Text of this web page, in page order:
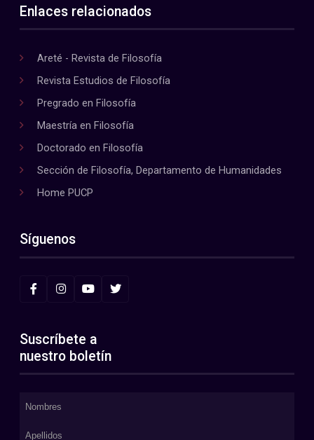
Enlaces relacionados
Areté - Revista de Filosofía
Revista Estudios de Filosofía
Pregrado en Filosofía
Maestría en Filosofía
Doctorado en Filosofía
Sección de Filosofía, Departamento de Humanidades
Home PUCP
Síguenos
Suscríbete a
nuestro boletín